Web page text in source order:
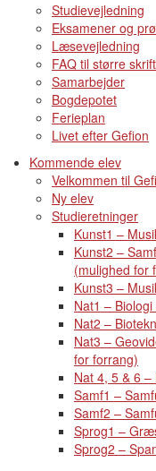
Studievejledning
Eksamener og
Læsevejledning
FAQ til større
Samarbejder
Bogdepotet
Ferieplan
Livet efter Gefion
Kommende elev
Velkommen til
Ny elev
Studieretninger
Kunst1 –
Kunst2 –
(mulighed for
Kunst3 –
Nat1 –
Nat2 –
Nat3 –
for forrang)
Nat 4, 5 & 6
Samf1 –
Samf2 –
Sprog1 –
Sprog2 –